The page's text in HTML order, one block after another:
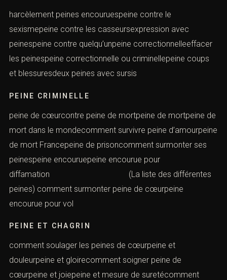
harcèlement peines encouruespeine contre le
sexismepeine contre les casseursexpression avec
peinespeine contre quelqu’unpeine correctionnelleeffacer
les peinespeine correctionnelle ou criminellepeine coups
et blessuresdeux peines avec sursis
PEINE CRIMINELLE
peine de cœurcontre peine de mortpeine de mortpeine de
mort dans le mondecomment survivre peine d’amourpeine
de mort Francepeine de prisoncomment surmonter ses
peinespeine encouruepeine encourue pour
diffamation (La liste des différentes
peines) comment surmonter peine de cœurpeine
encourue pour vol
PEINE ET CHAGRIN
comment soulager les peines de cœurpeine et
douleurpeine et gloirecomment soigner peine de
cœurpeine et joiepeine et mesure de suretécomment